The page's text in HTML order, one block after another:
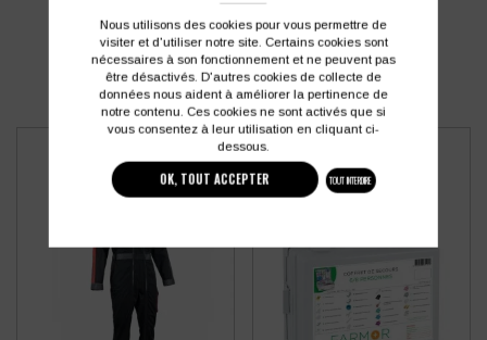
PRODUITS SIMILAIRES
Nous utilisons des cookies pour vous permettre de
visiter et d'utiliser notre site. Certains cookies sont
nécessaires à son fonctionnement et ne peuvent pas
être désactivés. D'autres cookies de collecte de
données nous aident à améliorer la pertinence de
notre contenu. Ces cookies ne sont activés que si
vous consentez à leur utilisation en cliquant ci-
dessous.
OK, TOUT ACCEPTER TOUT INTERDIRE